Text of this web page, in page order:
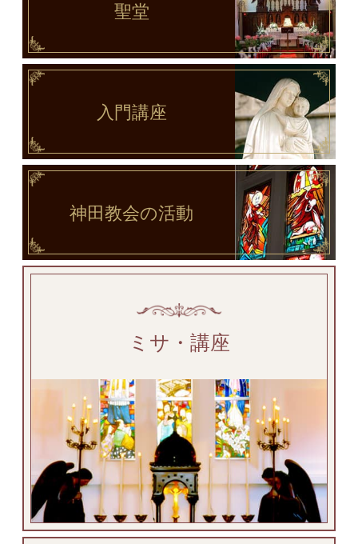
聖堂
入門講座
神田教会の活動
ミサ・講座